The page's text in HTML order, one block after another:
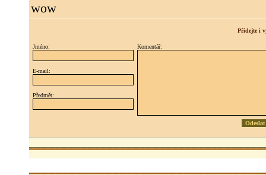
wow
Přidejte i
Jméno:
E-mail:
Předmět:
Komentář: